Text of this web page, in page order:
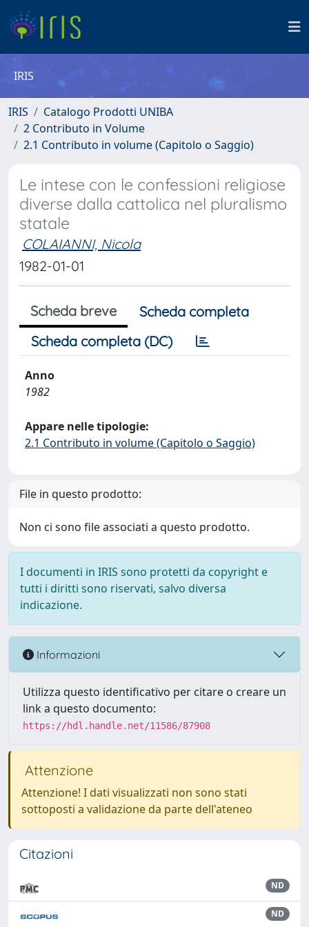
IRIS
IRIS
Catalogo Prodotti UNIBA
2 Contributo in Volume
2.1 Contributo in volume (Capitolo o Saggio)
Le intese con le confessioni religiose
diverse dalla cattolica nel pluralismo
statale
COLAIANNI, Nicola
1982-01-01
Scheda breve
Scheda completa
Scheda completa (DC)
Anno
1982
Appare nelle tipologie:
2.1 Contributo in volume (Capitolo o Saggio)
File in questo prodotto:
Non ci sono file associati a questo prodotto.
I documenti in IRIS sono protetti da copyright e
tutti i diritti sono riservati, salvo diversa
indicazione.
Informazioni
Utilizza questo identificativo per citare o creare un
link a questo documento:
https://hdl.handle.net/11586/87908
Attenzione
Attenzione! I dati visualizzati non sono stati
sottoposti a validazione da parte dell'ateneo
Citazioni
ND
ND